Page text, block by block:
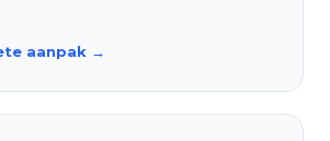
aanpak →